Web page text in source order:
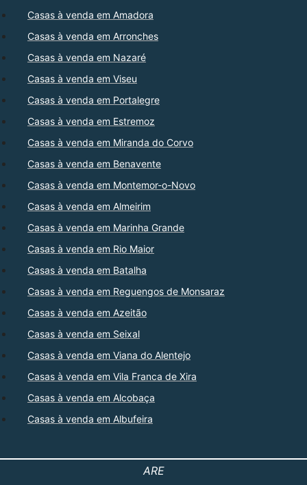
Casas à venda em Amadora
Casas à venda em Arronches
Casas à venda em Nazaré
Casas à venda em Viseu
Casas à venda em Portalegre
Casas à venda em Estremoz
Casas à venda em Miranda do Corvo
Casas à venda em Benavente
Casas à venda em Montemor-o-Novo
Casas à venda em Almeirim
Casas à venda em Marinha Grande
Casas à venda em Rio Maior
Casas à venda em Batalha
Casas à venda em Reguengos de Monsaraz
Casas à venda em Azeitão
Casas à venda em Seixal
Casas à venda em Viana do Alentejo
Casas à venda em Vila Franca de Xira
Casas à venda em Alcobaça
Casas à venda em Albufeira
ARE